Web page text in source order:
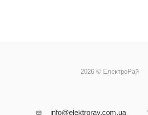
2026 © ЕлектроРай
info@elektroray.com.ua